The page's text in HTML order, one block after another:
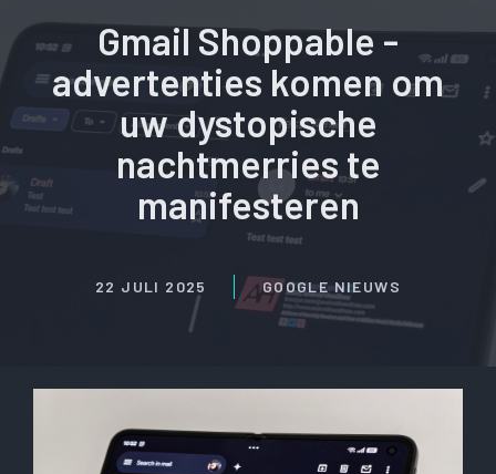
Gmail Shoppable -
advertenties komen om
uw dystopische
nachtmerries te
manifesteren
22 JULI 2025 GOOGLE NIEUWS